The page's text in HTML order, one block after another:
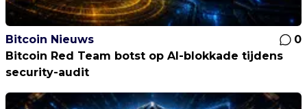
Bitcoin Nieuws
0
Bitcoin Red Team botst op AI-blokkade tijdens
security-audit